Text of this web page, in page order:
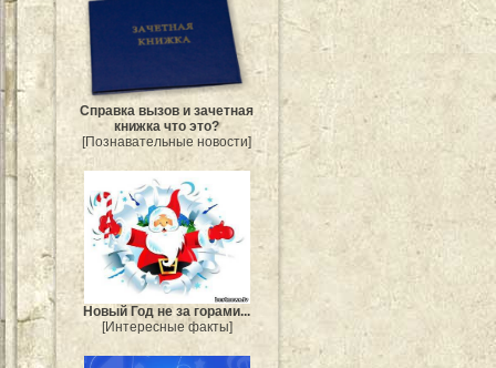
Справка вызов и зачетная
книжка что это?
[Познавательные новости]
Новый Год не за горами...
[Интересные факты]